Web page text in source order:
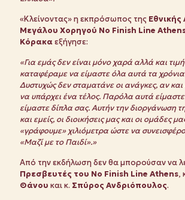
«Κλείνοντας» η εκπρόσωπος της
Μεγάλου Χορηγού No Finish Line
Κόρακαεξήγησε:
«Για εμάς δεν είναι μόνο χαρά αλλά και
καταφέραμε να είμαστε όλα αυτά τα χρόνια
Δυστυχώς δεν σταματάνε οι ανάγκες, αν
να υπάρχει ένα τέλος. Παρόλα αυτά
είμαστε δίπλα σας. Αυτήν την διοργάνωση
και εμείς, οι διοικήσεις μας και οι ομάδες
«γράφουμε» χιλιόμετρα ώστε να
«Μαζί με το Παιδί».»
Από την εκδήλωση δεν θα μπορούσαν να
Πρεσβευτές του No Finish Line Athens,
Θάνου και κ. Σπύρος Ανδριόπουλος.